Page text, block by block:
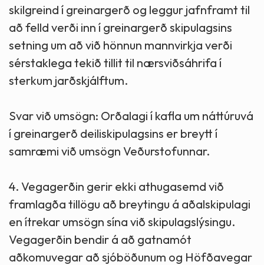
skilgreind í greinargerð og leggur jafnframt til
að felld verði inn í greinargerð skipulagsins
setning um að við hönnun mannvirkja verði
sérstaklega tekið tillit til nærsviðsáhrifa í
sterkum jarðskjálftum.
Svar við umsögn: Orðalagi í kafla um náttúruvá
í greinargerð deiliskipulagsins er breytt í
samræmi við umsögn Veðurstofunnar.
4. Vegagerðin gerir ekki athugasemd við
framlagða tillögu að breytingu á aðalskipulagi
en ítrekar umsögn sína við skipulagslýsingu.
Vegagerðin bendir á að gatnamót
aðkomuvegar að sjóböðunum og Höfðavegar